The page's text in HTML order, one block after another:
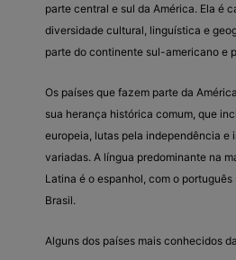
parte central e sul da América. Ela é
diversidade cultural, linguística e
parte do continente sul-americano e
Os países que fazem parte da
sua herança histórica comum, que
europeia, lutas pela independência e
variadas. A língua predominante na
Latina é o espanhol, com o
Brasil.
Alguns dos países mais conhecidos